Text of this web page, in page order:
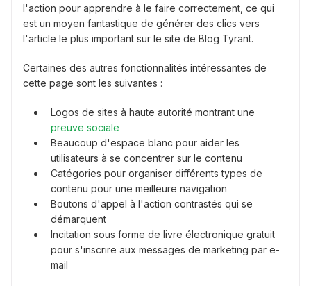
l'action pour apprendre à le faire correctement, ce qui
est un moyen fantastique de générer des clics vers
l'article le plus important sur le site de Blog Tyrant.
Certaines des autres fonctionnalités intéressantes de
cette page sont les suivantes :
Logos de sites à haute autorité montrant une
preuve sociale
Beaucoup d'espace blanc pour aider les
utilisateurs à se concentrer sur le contenu
Catégories pour organiser différents types de
contenu pour une meilleure navigation
Boutons d'appel à l'action contrastés qui se
démarquent
Incitation sous forme de livre électronique gratuit
pour s'inscrire aux messages de marketing par e-
mail